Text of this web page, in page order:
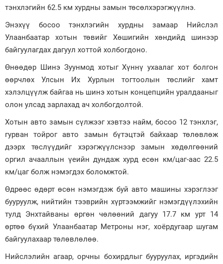
тэнхлэгийн 62.5 км хурдны замын төсөлхэрэгжүүлнэ.
Энэхүү босоо тэнхлэгийн хурдны замаар Нийслэл
Улаанбаатар хотын төвийг Хөшигийн хөндийд шинээр
байгуулагдах дагуул хоттой холбогдоно.
Өнөөдөр Шинэ Зуунмод хотыг Хүннү ухаалаг хот болгон
өөрчлөх Улсын Их Хурлын тогтоолын төслийг хамт
хэлэлцүүлж байгаа нь шинэ хотын концепцийн уралдааныг
олон улсад зарлахад ач холбогдолтой.
Хотын авто замын сүлжээг хэвтээ найм, босоо 12 тэнхлэг,
гурван тойрог авто замын бүтэцтэй байхаар төлөвлөж
дээрх төслүүдийг хэрэгжүүлснээр замын хөдөлгөөний
оргил ачааллын үеийн дундаж хурд есөн км/цаг-аас 22.5
км/цаг болж нэмэгдэх боломжтой.
Өдрөөс өдөрт өсөн нэмэгдэж буй авто машины хэрэглээг
бууруулж, нийтийн тээврийн хүртээмжийг нэмэгдүүлэхийн
тулд Энхтайваны өргөн чөлөөний дагуу 17.7 км урт 14
өртөө бүхий Улаанбаатар Метроны нэг, хоёрдугаар шугам
байгуулахаар төлөвлөлөө.
Нийслэлийн агаар, орчны бохирдлыг бууруулах, иргэдийн